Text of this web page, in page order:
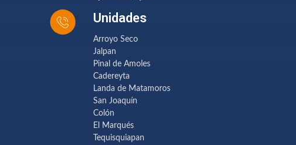
Unidades
Arroyo Seco
Jalpan
Pinal de Amoles
Cadereyta
Landa de Matamoros
San Joaquín
Colón
El Marqués
Tequisquiapan